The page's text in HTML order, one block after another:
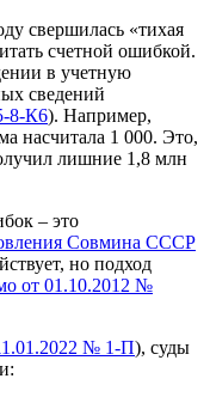
свершилась «тихая
счетной ошибкой.
в учетную
сведений
8-К6). Например,
насчитала 1 000. Это,
лишние 1,8 млн
– это
Совмина СССР
но подход
от 01.10.2012 №
№ 1-П), суды